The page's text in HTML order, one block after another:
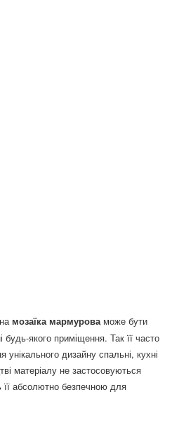
мозаїка мармуроваможе бути
якого приміщення. Так її часто
дизайну спальні, кухні
матеріалу не застосовуються
її абсолютно безпечною для